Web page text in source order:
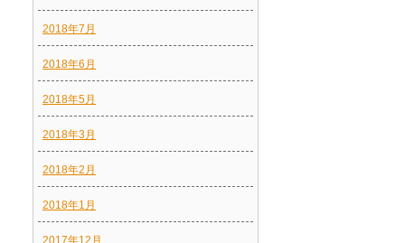
2018年7月
2018年6月
2018年5月
2018年3月
2018年2月
2018年1月
2017年12月